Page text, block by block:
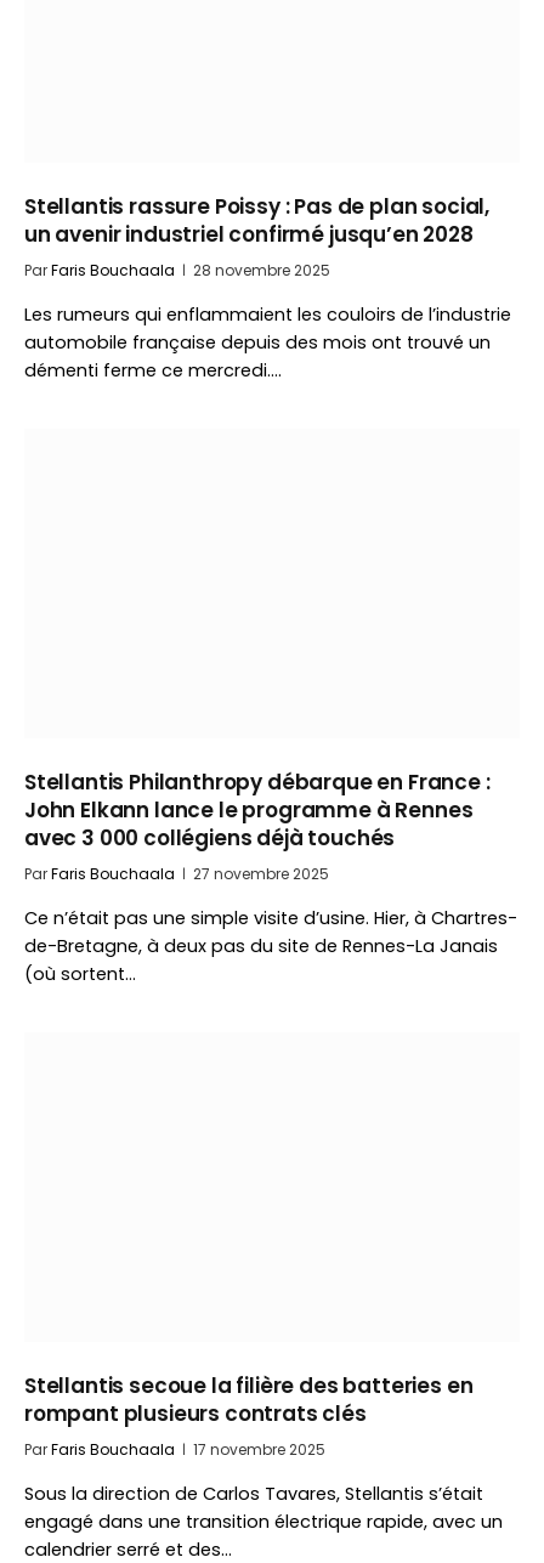
Stellantis rassure Poissy : Pas de plan social,
un avenir industriel confirmé jusqu’en 2028
ParFaris Bouchaala 28 novembre 2025
Les rumeurs qui enflammaient les couloirs de l’industrie
automobile française depuis des mois ont trouvé un
démenti ferme ce mercredi.…
Stellantis Philanthropy débarque en France :
John Elkann lance le programme à Rennes
avec 3 000 collégiens déjà touchés
ParFaris Bouchaala 27 novembre 2025
Ce n’était pas une simple visite d’usine. Hier, à Chartres-
de-Bretagne, à deux pas du site de Rennes-La Janais
(où sortent…
Stellantis secoue la filière des batteries en
rompant plusieurs contrats clés
ParFaris Bouchaala 17 novembre 2025
Sous la direction de Carlos Tavares, Stellantis s’était
engagé dans une transition électrique rapide, avec un
calendrier serré et des…